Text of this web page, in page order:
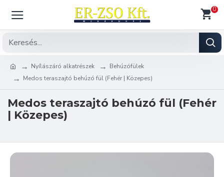
0
Nyílászáró alkatrészek
Behúzófülek
Medos teraszajtó behúzó fül (Fehér | Közepes)
Medos teraszajtó behúzó fül (Fehér
| Közepes)